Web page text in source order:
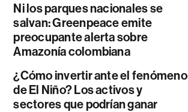
Ni los parques nacionales se
salvan: Greenpeace emite
preocupante alerta sobre
Amazonía colombiana
¿Cómo invertir ante el fenómeno
de El Niño? Los activos y
sectores que podrían ganar